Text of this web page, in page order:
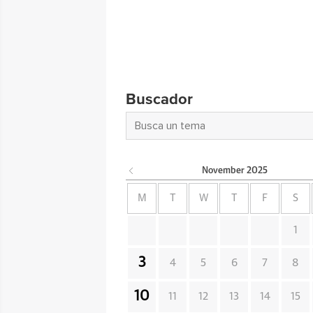
Buscador
November 2025
M W F S
1
3 4 5 6 7 8
10 11 12 13 14 15